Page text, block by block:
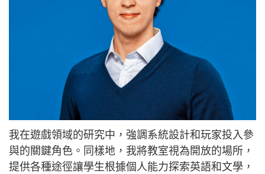
我在遊戲領域的研究中，強調系統設計和玩家投入參
與的關鍵角色。同樣地，我將教室視為開放的場所，
提供各種途徑讓學生根據個人能力探索英語和文學，